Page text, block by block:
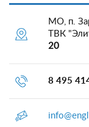
МО, п.
ТВК
20
8 495